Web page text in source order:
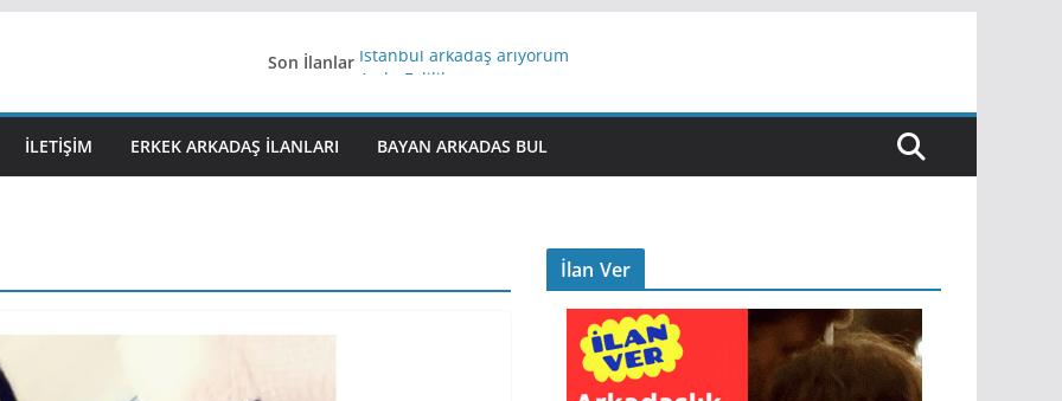
Son İlanlar İstanbul arkadaş arıyorum
Yeni Bir Aşk Lazım
iş arayanlara iş
İLETIŞIM ERKEK ARKADAŞ ILANLARI BAYAN ARKADAS BUL
İlan Ver